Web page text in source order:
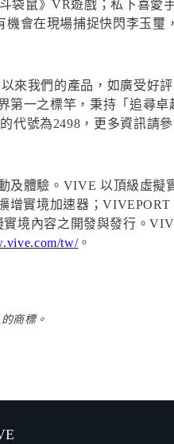
袋鼠》VR遊戲；私下喜愛
會在現場捕捉快閃李玉璽
來我們的產品，如廣受好
一之標竿，秉持「追尋卓
代號為2498，更多資訊請
及體驗。VIVE 以頂級虛擬
實境加速器；
境內容之開發與發行。
tw/。
商標。